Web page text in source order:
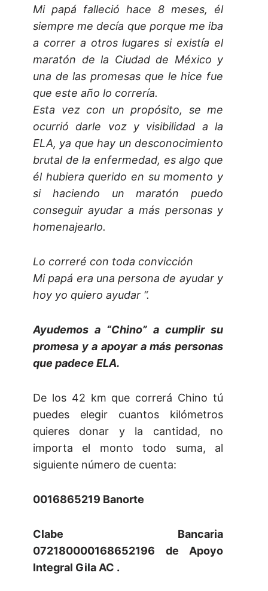
Mi papá falleció hace 8 meses, él
siempre me decía que porque me iba
a correr a otros lugares si existía el
maratón de la Ciudad de México y
una de las promesas que le hice fue
que este año lo correría.
Esta vez con un propósito, se me
ocurrió darle voz y visibilidad a la
ELA, ya que hay un desconocimiento
brutal de la enfermedad, es algo que
él hubiera querido en su momento y
si haciendo un maratón puedo
conseguir ayudar a más personas y
homenajearlo.
Lo correré con toda convicción
Mi papá era una persona de ayudar y
hoy yo quiero ayudar “.
Ayudemos a “Chino” a cumplir su
promesa y a apoyar a más personas
que padece ELA.
De los 42 km que correrá Chino tú
puedes elegir cuantos kilómetros
quieres donar y la cantidad, no
importa el monto todo suma, al
siguiente número de cuenta:
0016865219 Banorte
Clabe Bancaria
072180000168652196 de Apoyo
Integral Gila AC .